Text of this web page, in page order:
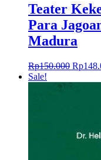
Teater
Para
Madura
Rp150.000 Rp
Sale!